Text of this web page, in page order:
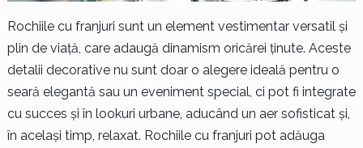
Rochiile cu franjuri sunt un element vestimentar versatil și
plin de viață, care adaugă dinamism oricărei ținute. Aceste
detalii decorative nu sunt doar o alegere ideală pentru o
seară elegantă sau un eveniment special, ci pot fi integrate
cu succes și în lookuri urbane, aducând un aer sofisticat și,
în același timp, relaxat. Rochiile cu franjuri pot adăuga